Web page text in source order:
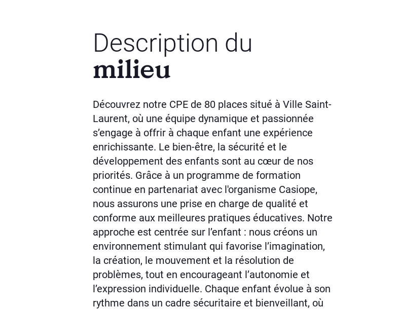
Description du
milieu
Découvrez notre CPE de 80 places situé à Ville Saint-
Laurent, où une équipe dynamique et passionnée
s’engage à offrir à chaque enfant une expérience
enrichissante. Le bien-être, la sécurité et le
développement des enfants sont au cœur de nos
priorités. Grâce à un programme de formation
continue en partenariat avec l'organisme Casiope,
nous assurons une prise en charge de qualité et
conforme aux meilleures pratiques éducatives. Notre
approche est centrée sur l’enfant : nous créons un
environnement stimulant qui favorise l’imagination,
la création, le mouvement et la résolution de
problèmes, tout en encourageant l’autonomie et
l’expression individuelle. Chaque enfant évolue à son
rythme dans un cadre sécuritaire et bienveillant, où